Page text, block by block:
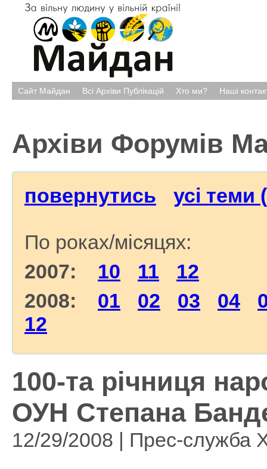
Сайт Майдан Всі Архіви Публікацій Хто ми? Наші
Архіви Форумів
повернутись усі теми
По роках/місяцях:
2007: 10 11
12
2008: 01 02 03 04
12
100-та річниця
ОУН Степана
12/29/2008 | Прес-